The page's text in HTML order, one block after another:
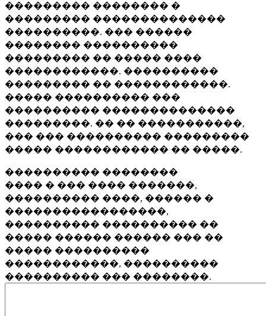
��������� �������� �
��������� ��������������
����������. ��� ������
�������� ����������
��������� �� ����� ����
������������. ����������
��������� �� ������������.
����� ���������� ���
���������� ��������������
���������. �� �� �����������,
��� ��� ���������� ���������
����� ������������ �� �����.
���������� ��������
���� � ��� ���� �������,
���������� ����, ������ �
�����������������,
���������� ���������� ��
����� ������ ������ ��� ��
����� ����������
������������, ����������
���������� ��� ��������.